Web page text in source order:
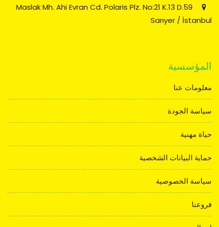
Maslak Mh. Ahi Evran Cd. Polaris Plz. No:21 K.13 D.59
Sarıyer / İstanbul
المؤسسية
معلومات عنا
سياسة الجودة
حياة مهنية
حماية البيانات الشخصية
سياسة الخصوصية
فروعنا